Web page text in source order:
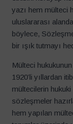
yazı hem mülteci
uluslararası
böylece,
bir ışık tutmayı
Mülteci
1920’li yıllardan
mültecilerin
sözleşmeler
hem yapılan